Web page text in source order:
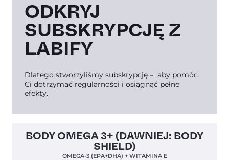
ODKRYJ
SUBSKRYPCJĘ Z
LABIFY
Dlatego stworzyliśmy subskrypcję – aby pomóc
Ci dotrzymać regularności i osiągnąć pełne
efekty.
Clean Label 5,0
BODY OMEGA 3+ (DAWNIEJ: BODY
SHIELD)
OMEGA-3 (EPA+DHA) + WITAMINA E